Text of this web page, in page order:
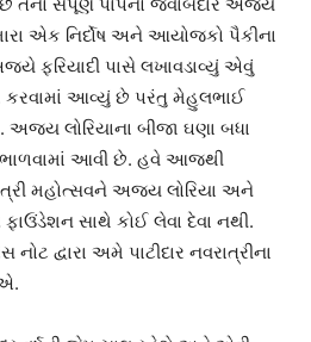
એક નિર્દોષ અને આયોજકો પૈકીના
ફરિયાદી પાસે લખાવડાવ્યું એવું
કરવામાં આવ્યું છે પરંતુ મેહુલભાઈ
અજય લોરિયાના બીજા ઘણા બધા
આવી છે. હવે આજથી
મહોત્સવને અજય લોરિયા અને
સાથે કોઈ લેવા દેવા નથી.
દ્વારા અમે પાટીદાર નવરાત્રીના